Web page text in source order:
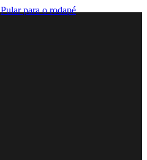
Pular para o rodapé